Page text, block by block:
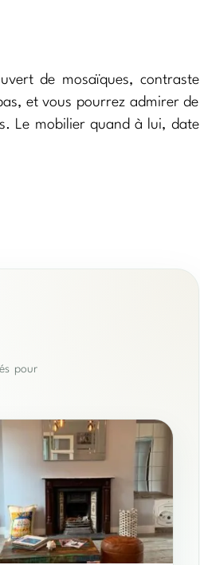
de mosaïques, contraste
et vous pourrez admirer de
Le mobilier quand à lui, date
pour